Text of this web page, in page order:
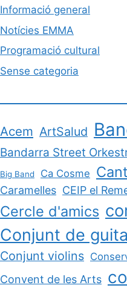
Informació general
Notícies EMMA
Programació cultural
Sense categoria
Acem ArtSalud
Bandarra Street
Big Band Ca Cosme
Caramelles CEIP el
Cercle d'amics
Conjunt de
Conjunt violins
Convent de les Arts